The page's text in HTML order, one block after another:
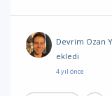
Devrim Ozan
ekledi
4 yıl önce